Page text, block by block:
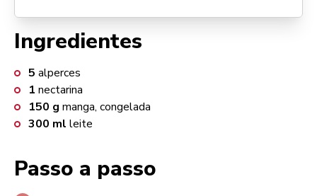
Ingredientes
5 alperces
1 nectarina
150 g manga, congelada
300 ml leite
Passo a passo